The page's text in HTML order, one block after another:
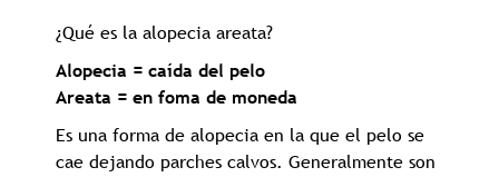
¿Qué es la alopecia areata?
Alopecia = caída del pelo
Areata = en foma de moneda
Es una forma de alopecia en la que el pelo se
cae dejando parches calvos. Generalmente son